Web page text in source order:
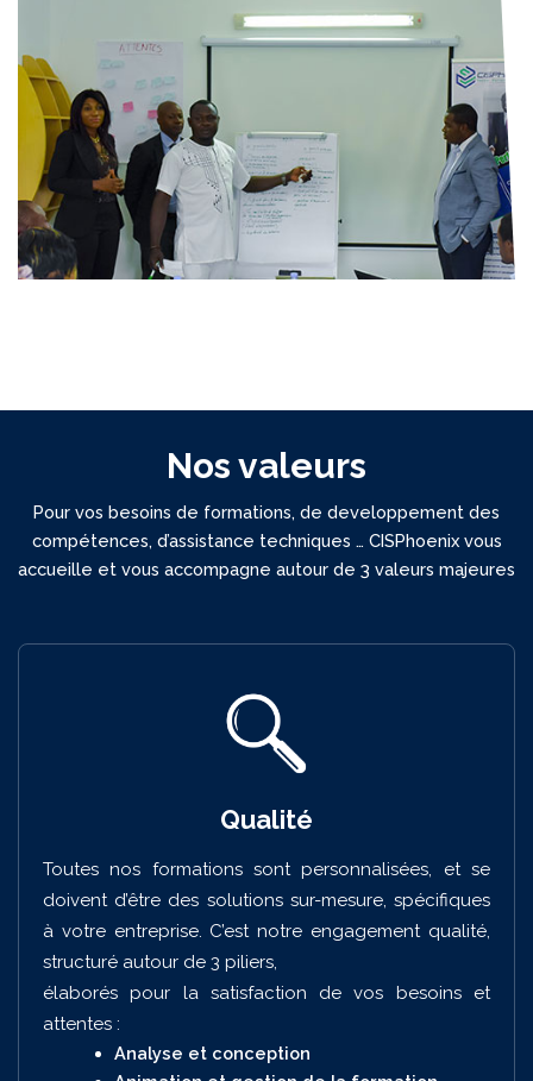
Nos valeurs
Pour vos besoins de formations, de developpement des
compétences, d’assistance techniques … CISPhoenix vous
accueille et vous accompagne autour de 3 valeurs majeures
Qualité
Toutes nos formations sont personnalisées, et se
doivent d’être des solutions sur-mesure, spécifiques
à votre entreprise. C’est notre engagement qualité,
structuré autour de 3 piliers,
élaborés pour la satisfaction de vos besoins et
attentes :
Analyse et conception